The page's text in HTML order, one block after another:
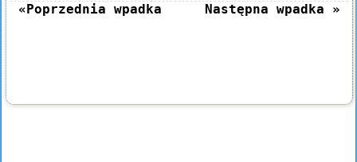
«Poprzednia wpadka Następna wpadka »